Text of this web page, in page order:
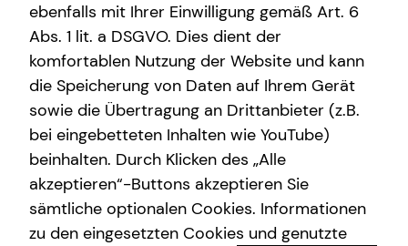
Betriebliche Altersvorsorge
Investment
Kapitalanlage Immobilien
Altersvorsorge
Gewerbliche Versicherungen
Arbeitskraftabsicherung
Kindervorsorge
Arbeitskraftabsicherung: Warum
deine Arbeitskraft geschützt
ebenfalls mit Ihrer Einwilligung gemäß Art. 6
Abs. 1 lit. a DSGVO. Dies dient der
komfortablen Nutzung der Website und kann
die Speicherung von Daten auf Ihrem Gerät
sowie die Übertragung an Drittanbieter (z.B.
bei eingebetteten Inhalten wie YouTube)
beinhalten. Durch Klicken des „Alle
akzeptieren“-Buttons akzeptieren Sie
sämtliche optionalen Cookies. Informationen
zu den eingesetzten Cookies und genutzte